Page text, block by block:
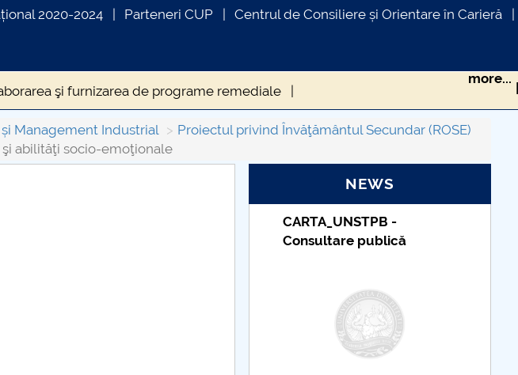
2020-2024 Parteneri CUP Centrul de Consiliere și Orientare în Carieră
şi furnizarea de programe remediale
cheie de învățare eficientă
abilităţi socio-emoţionale
more...
Management Industrial
Proiectul privind Învăţământul Secundar (ROSE)
abilităţi socio-emoţionale
NEWS
CARTA_UNSTPB -
Consultare publică